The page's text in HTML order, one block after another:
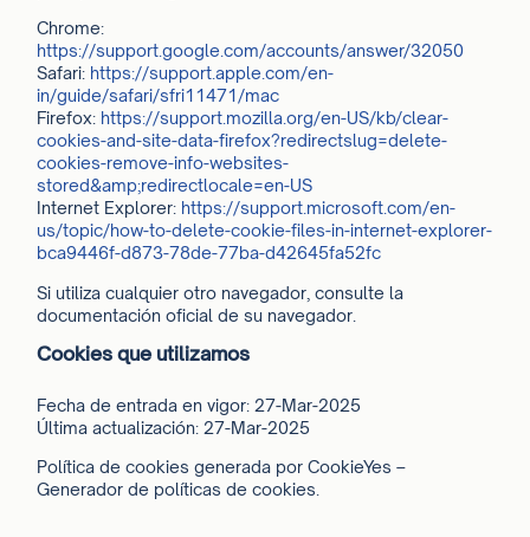
Chrome:
https://support.google.com/accounts/answer/32050
Safari: https://support.apple.com/en-
in/guide/safari/sfri11471/mac
Firefox: https://support.mozilla.org/en-US/kb/clear-
cookies-and-site-data-firefox?redirectslug=delete-
cookies-remove-info-websites-
stored&amp;redirectlocale=en-US
Internet Explorer: https://support.microsoft.com/en-
us/topic/how-to-delete-cookie-files-in-internet-explorer-
bca9446f-d873-78de-77ba-d42645fa52fc
Si utiliza cualquier otro navegador, consulte la
documentación oficial de su navegador.
Cookies que utilizamos
Fecha de entrada en vigor: 27-Mar-2025
Última actualización: 27-Mar-2025
Política de cookies generada por CookieYes –
Generador de políticas de cookies.